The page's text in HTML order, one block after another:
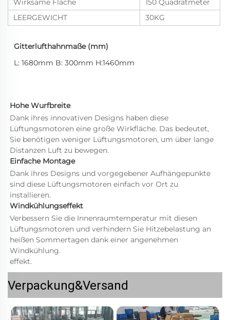
Wirksame Fläche
150 Quadratmeter
LEERGEWICHT
30KG
Gitterlufthahnmaße (mm)
L: 1680mm B: 300mm H:1460mm
Hohe Wurfbreite
Dank ihres innovativen Designs haben diese
Lüftungsmotoren eine große Wirkfläche. Das bedeutet,
Sie benötigen weniger Lüftungsmotoren, um über lange
Distanzen Luft zu bewegen.
Einfache Montage
Dank ihres Designs und vorgegebener Aufhängepunkte
sind diese Lüftungsmotoren einfach vor Ort zu
installieren.
Windkühlungseffekt
Verbessern Sie die Innenraumtemperatur mit diesen
Lüftungsmotoren und verhindern Sie Hitzebelastung an
heißen Sommertagen dank einer angenehmen
Windkühlung.
effekt.
Verpackung&Versand